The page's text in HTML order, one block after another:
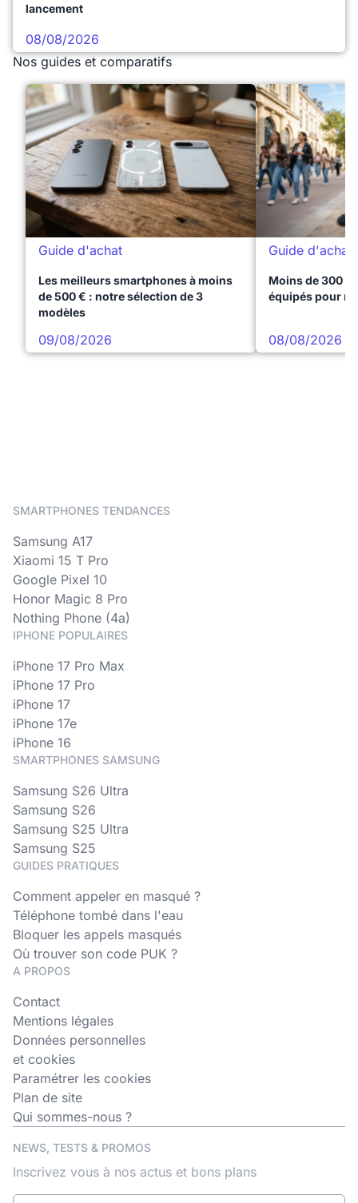
lancement
08/08/2026
Nos guides et comparatifs
Guide d'achat
Les meilleurs smartphones à moins
de 500 € : notre sélection de 3
modèles
09/08/2026
Guide d'achat
Moins de 300 €
équipés pour
08/08/2026
SMARTPHONES TENDANCES
Samsung A17
Xiaomi 15 T Pro
Google Pixel 10
Honor Magic 8 Pro
Nothing Phone (4a)
IPHONE POPULAIRES
iPhone 17 Pro Max
iPhone 17 Pro
iPhone 17
iPhone 17e
iPhone 16
SMARTPHONES SAMSUNG
Samsung S26 Ultra
Samsung S26
Samsung S25 Ultra
Samsung S25
GUIDES PRATIQUES
Comment appeler en masqué ?
Téléphone tombé dans l'eau
Bloquer les appels masqués
Où trouver son code PUK ?
A PROPOS
Contact
Mentions légales
Données personnelles
et cookies
Paramétrer les cookies
Plan de site
Qui sommes-nous ?
NEWS, TESTS & PROMOS
Inscrivez vous à nos actus et bons plans